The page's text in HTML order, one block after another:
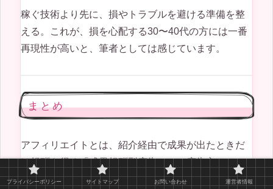
稼ぐ技術より先に、損やトラブルを避ける準備を整
える。これが、損を心配する30〜40代の方には一番
再現性が高いと、筆者としては感じています。
まとめ
アフィリエイトとは、紹介経由で成果が出たときだ
け報酬を得る「成果報酬型広告」で、広告主・
ASP・アフィリエイター・ユーザーの4者で成り立つ
プライバシーポリシー サイトマップ お問い合わせ 運営者情報